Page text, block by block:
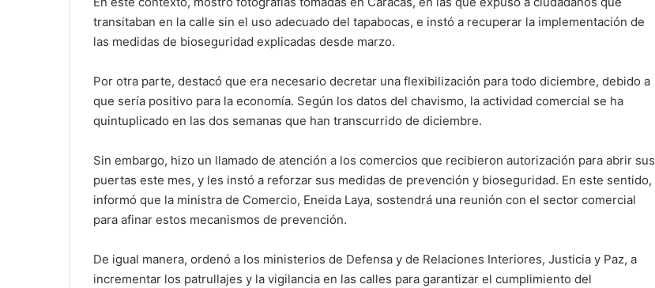
transitaban en la calle sin el uso adecuado del tapabocas, e instó a recuperar la implementación de
las medidas de bioseguridad explicadas desde marzo.
Por otra parte, destacó que era necesario decretar una flexibilización para todo diciembre, debido a
que sería positivo para la economía. Según los datos del chavismo, la actividad comercial se ha
quintuplicado en las dos semanas que han transcurrido de diciembre.
Sin embargo, hizo un llamado de atención a los comercios que recibieron autorización para abrir sus
puertas este mes, y les instó a reforzar sus medidas de prevención y bioseguridad. En este sentido,
informó que la ministra de Comercio, Eneida Laya, sostendrá una reunión con el sector comercial
para afinar estos mecanismos de prevención.
De igual manera, ordenó a los ministerios de Defensa y de Relaciones Interiores, Justicia y Paz, a
incrementar los patrullajes y la vigilancia en las calles para garantizar el cumplimiento del